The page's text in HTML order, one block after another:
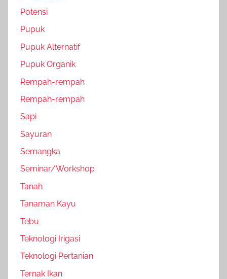
Potensi
Pupuk
Pupuk Alternatif
Pupuk Organik
Rempah-rempah
Rempah-rempah
Sapi
Sayuran
Semangka
Seminar/Workshop
Tanah
Tanaman Kayu
Tebu
Teknologi Irigasi
Teknologi Pertanian
Ternak Ikan